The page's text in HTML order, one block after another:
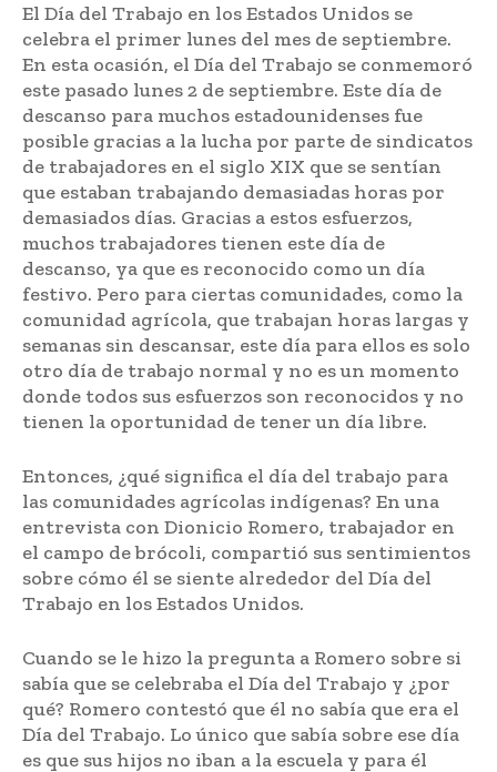
El Día del Trabajo en los Estados Unidos se
celebra el primer lunes del mes de septiembre.
En esta ocasión, el Día del Trabajo se conmemoró
este pasado lunes 2 de septiembre. Este día de
descanso para muchos estadounidenses fue
posible gracias a la lucha por parte de sindicatos
de trabajadores en el siglo XIX que se sentían
que estaban trabajando demasiadas horas por
demasiados días. Gracias a estos esfuerzos,
muchos trabajadores tienen este día de
descanso, ya que es reconocido como un día
festivo. Pero para ciertas comunidades, como la
comunidad agrícola, que trabajan horas largas y
semanas sin descansar, este día para ellos es solo
otro día de trabajo normal y no es un momento
donde todos sus esfuerzos son reconocidos y no
tienen la oportunidad de tener un día libre.
Entonces, ¿qué significa el día del trabajo para
las comunidades agrícolas indígenas? En una
entrevista con Dionicio Romero, trabajador en
el campo de brócoli, compartió sus sentimientos
sobre cómo él se siente alrededor del Día del
Trabajo en los Estados Unidos.
Cuando se le hizo la pregunta a Romero sobre si
sabía que se celebraba el Día del Trabajo y ¿por
qué? Romero contestó que él no sabía que era el
Día del Trabajo. Lo único que sabía sobre ese día
es que sus hijos no iban a la escuela y para él